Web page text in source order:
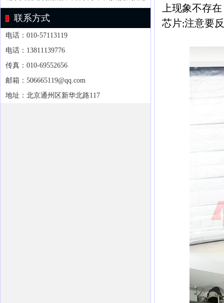
联系方式
电话：010-57113119
电话：13811139776
传真：010-69552656
邮箱：506665119@qq.com
地址：北京通州区新华北路117
上现象不存
芯片;注意要